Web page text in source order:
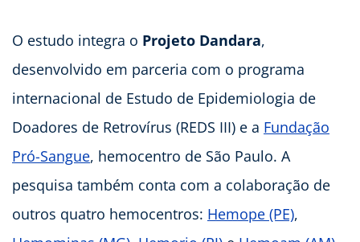
O estudo integra o Projeto Dandara,
desenvolvido em parceria com o programa
internacional de Estudo de Epidemiologia de
Doadores de Retrovírus (REDS III) e a Fundação
Pró-Sangue, hemocentro de São Paulo. A
pesquisa também conta com a colaboração de
outros quatro hemocentros: Hemope (PE),